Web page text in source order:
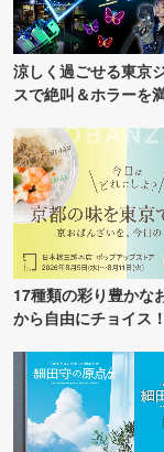
涼しく過ごせる東京
スで絶叫＆ホラーを
17種類の彩り豊かな
から自由にチョイス！